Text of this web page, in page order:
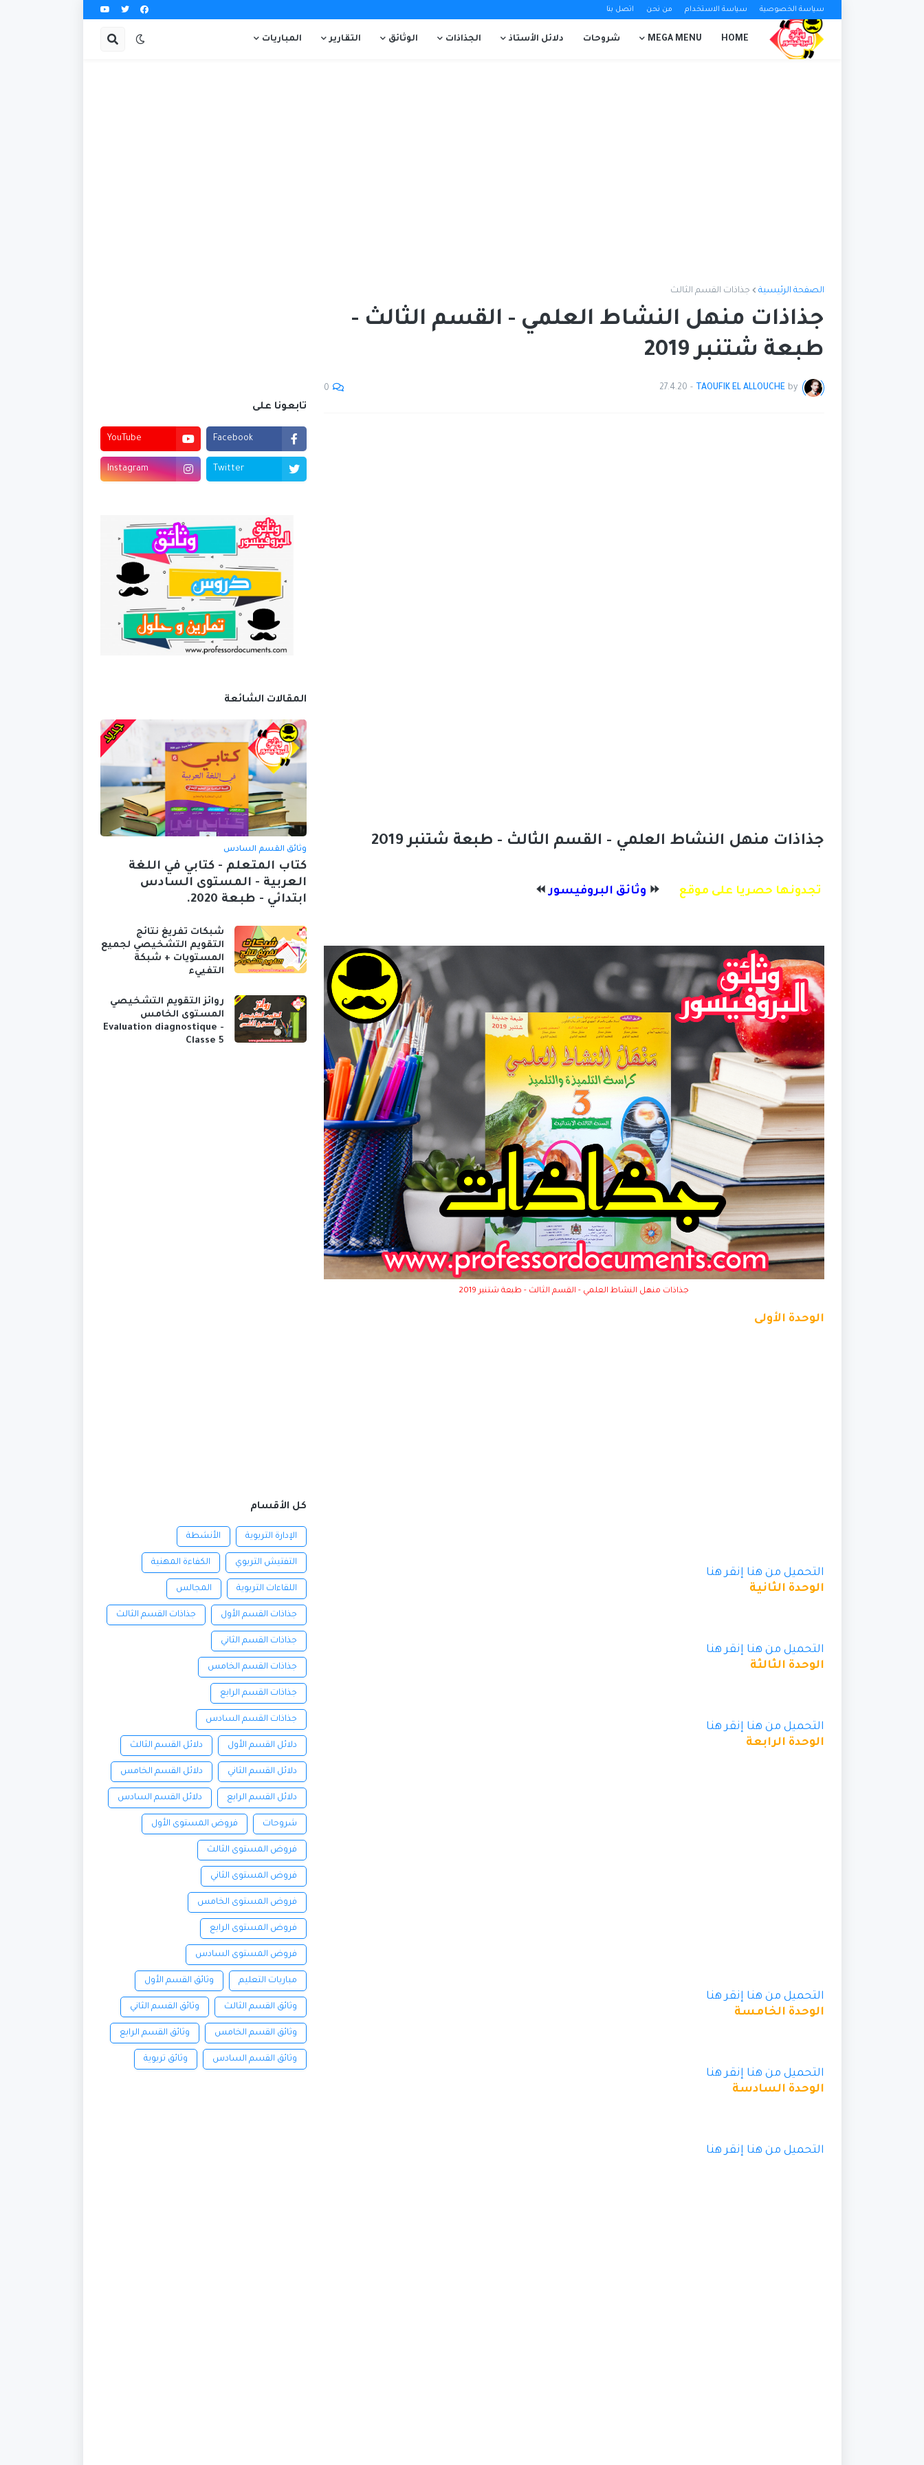
سياسة الخصوصية سياسة الاستخدام من نحن اتصل بنا
HOME
MEGA MENU شروحات دلائل الأستاذ الجذاذات الوثائق التقارير المباريات
الصفحة الرئيسية جذاذات القسم الثالث
جذاذات منهل النشاط العلمي - القسم الثالث -
طبعة شتنبر 2019
by
TAOUFIK EL ALLOUCHE
-
27.4.20
0
جذاذات منهل النشاط العلمي - القسم الثالث - طبعة شتنبر 2019
تجدونها حصريا على موقع ⏩ وثائق البروفيسور⏪
جذاذات منهل النشاط العلمي - القسم الثالث - طبعة شتنبر 2019
الوحدة الأولى
التحميل من هنا إنقر هنا
الوحدة الثانية
التحميل من هنا إنقر هنا
الوحدة الثالثة
التحميل من هنا إنقر هنا
الوحدة الرابعة
التحميل من هنا إنقر هنا
الوحدة الخامسة
التحميل من هنا إنقر هنا
الوحدة السادسة
التحميل من هنا إنقر هنا
تابعونا على
Facebook
YouTube
Twitter
Instagram
المقالات الشائعة
وثائق القسم السادس
كتاب المتعلم - كتابي في اللغة
العربية - المستوى السادس
ابتدائي - طبعة 2020.
شبكات تفريغ نتائج
التقويم التشخيصي لجميع
المستويات + شبكة
التفييء
روائز التقويم التشخيصي
المستوى الخامس
Evaluation diagnostique -
Classe 5
كل الأقسام
الإدارة التربوية الأنشطة
التفتيش التربوي الكفاءة المهنية
اللقاءات التربوية المجالس
جذاذات القسم الأول جذاذات القسم الثالث
جذاذات القسم الثاني
جذاذات القسم الخامس
جذاذات القسم الرابع
جذاذات القسم السادس
دلائل القسم الأول دلائل القسم الثالث
دلائل القسم الثاني دلائل القسم الخامس
دلائل القسم الرابع دلائل القسم السادس
شروحات فروض المستوى الأول
فروض المستوى الثالث
فروض المستوى الثاني
فروض المستوى الخامس
فروض المستوى الرابع
فروض المستوى السادس
مباريات التعليم وثائق القسم الأول
وثائق القسم الثالث وثائق القسم الثاني
وثائق القسم الخامس وثائق القسم الرابع
وثائق القسم السادس وثائق تربوية